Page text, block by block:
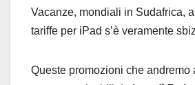
Vacanze, mondiali in Sudafrica,
tariffe per iPad s’è veramente
Queste promozioni che andremo